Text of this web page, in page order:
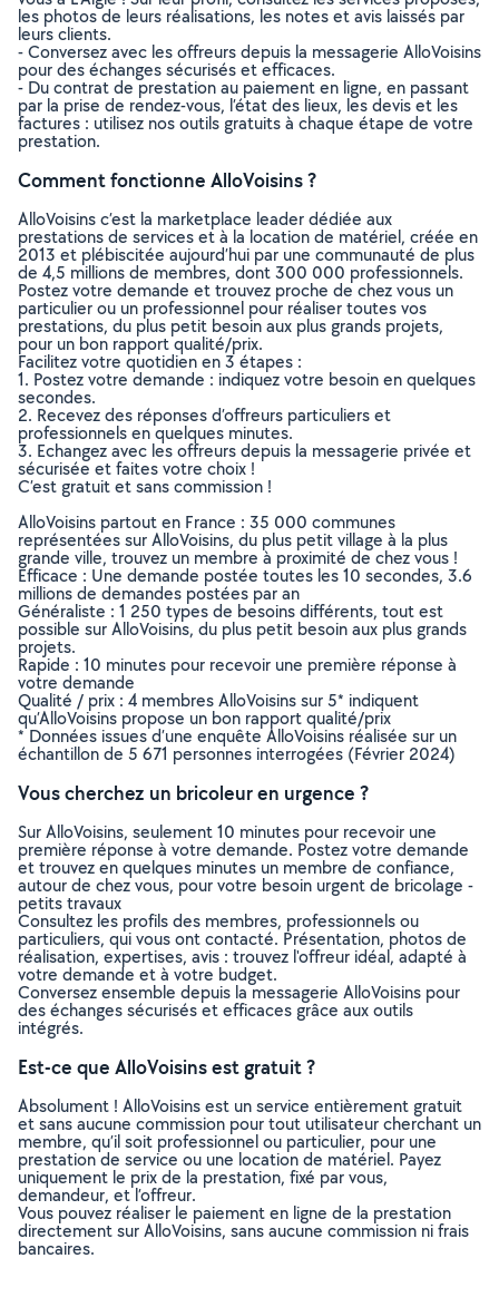
les photos de leurs réalisations, les notes et avis laissés par
leurs clients.
- Conversez avec les offreurs depuis la messagerie AlloVoisins
pour des échanges sécurisés et efficaces.
- Du contrat de prestation au paiement en ligne, en passant
par la prise de rendez-vous, l’état des lieux, les devis et les
factures : utilisez nos outils gratuits à chaque étape de votre
prestation.
Comment fonctionne AlloVoisins ?
AlloVoisins c’est la marketplace leader dédiée aux
prestations de services et à la location de matériel, créée en
2013 et plébiscitée aujourd’hui par une communauté de plus
de 4,5 millions de membres, dont 300 000 professionnels.
Postez votre demande et trouvez proche de chez vous un
particulier ou un professionnel pour réaliser toutes vos
prestations, du plus petit besoin aux plus grands projets,
pour un bon rapport qualité/prix.
Facilitez votre quotidien en 3 étapes :
1. Postez votre demande : indiquez votre besoin en quelques
secondes.
2. Recevez des réponses d’offreurs particuliers et
professionnels en quelques minutes.
3. Echangez avec les offreurs depuis la messagerie privée et
sécurisée et faites votre choix !
C’est gratuit et sans commission !
AlloVoisins partout en France : 35 000 communes
représentées sur AlloVoisins, du plus petit village à la plus
grande ville, trouvez un membre à proximité de chez vous !
Efficace : Une demande postée toutes les 10 secondes, 3.6
millions de demandes postées par an
Généraliste : 1 250 types de besoins différents, tout est
possible sur AlloVoisins, du plus petit besoin aux plus grands
projets.
Rapide : 10 minutes pour recevoir une première réponse à
votre demande
Qualité / prix : 4 membres AlloVoisins sur 5* indiquent
qu’AlloVoisins propose un bon rapport qualité/prix
* Données issues d’une enquête AlloVoisins réalisée sur un
échantillon de 5 671 personnes interrogées (Février 2024)
Vous cherchez un bricoleur en urgence ?
Sur AlloVoisins, seulement 10 minutes pour recevoir une
première réponse à votre demande. Postez votre demande
et trouvez en quelques minutes un membre de confiance,
autour de chez vous, pour votre besoin urgent de bricolage -
petits travaux
Consultez les profils des membres, professionnels ou
particuliers, qui vous ont contacté. Présentation, photos de
réalisation, expertises, avis : trouvez l'offreur idéal, adapté à
votre demande et à votre budget.
Conversez ensemble depuis la messagerie AlloVoisins pour
des échanges sécurisés et efficaces grâce aux outils
intégrés.
Est-ce que AlloVoisins est gratuit ?
Absolument ! AlloVoisins est un service entièrement gratuit
et sans aucune commission pour tout utilisateur cherchant un
membre, qu’il soit professionnel ou particulier, pour une
prestation de service ou une location de matériel. Payez
uniquement le prix de la prestation, fixé par vous,
demandeur, et l’offreur.
Vous pouvez réaliser le paiement en ligne de la prestation
directement sur AlloVoisins, sans aucune commission ni frais
bancaires.